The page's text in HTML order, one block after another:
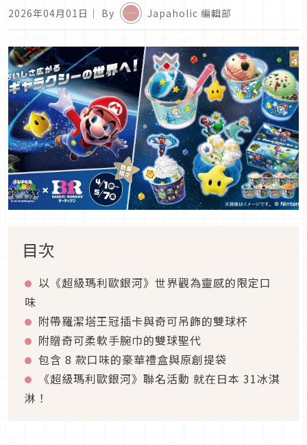
2026年04月01日 ｜ By Japaholic 編輯部
目次
以《超級瑪利歐銀河》世界觀為靈感的限定口
味
附帶羅潔塔王冠插卡與奇可吊飾的雙球杯
附贈奇可柔軟手腕巾的雙球聖代
包含 8 款口味的豪華禮盒與原創提袋
《超級瑪利歐銀河》聯名活動 就在日本 31冰淇
淋！